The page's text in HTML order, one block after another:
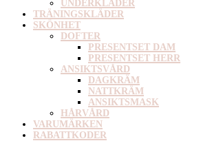
UNDERKLÄDER
TRÄNINGSKLÄDER
SKÖNHET
DOFTER
PRESENTSET DAM
PRESENTSET HERR
ANSIKTSVÅRD
DAGKRÄM
NATTKRÄM
ANSIKTSMASK
HÅRVÅRD
VARUMÄRKEN
RABATTKODER